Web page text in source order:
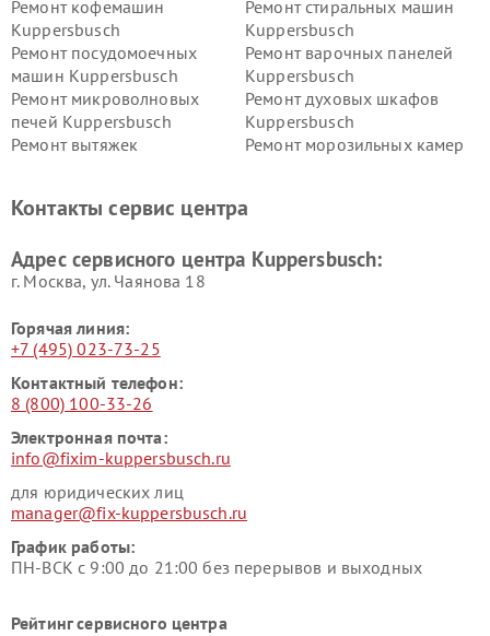
Ремонт кофемашин
Kuppersbusch
Ремонт стиральных машин
Kuppersbusch
Ремонт посудомоечных
машин Kuppersbusch
Ремонт варочных панелей
Kuppersbusch
Ремонт микроволновых
печей Kuppersbusch
Ремонт духовых шкафов
Kuppersbusch
Ремонт вытяжек
Ремонт морозильных камер
Kuppersbusch
вакуумных упаковщиков
Ремонт сушильных машин Kuppersbusch
Контакты сервис центра
Адрес сервисного центра Kuppersbusch:
г. Москва, ул. Чаянова 18
Горячая линия:
+7 (495) 023-73-25
Контактный телефон:
8 (800) 100-33-26
Электронная почта:
info@fixim-kuppersbusch.ru
для юридических лиц
manager@fix-kuppersbusch.ru
График работы:
ПН-ВСК с 9:00 до 21:00 без перерывов и выходных
Рейтинг сервисного центра